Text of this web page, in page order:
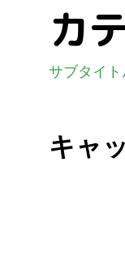
カ
サブタイト
キャ